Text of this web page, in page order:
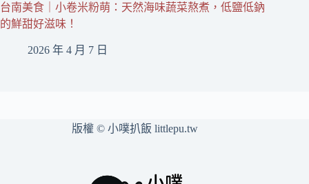
台南美食｜小卷米粉萌：天然海味蔬菜熬煮，低鹽低鈉
的鮮甜好滋味！
2026 年 4 月 7 日
版權 © 小噗扒飯 littlepu.tw